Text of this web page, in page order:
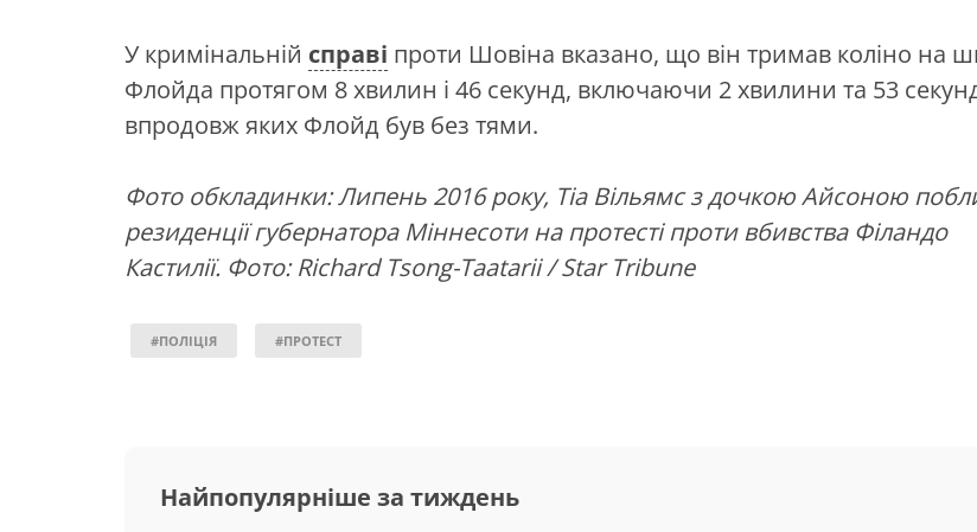
У кримінальній справі проти Шовіна вказано, що він тримав коліно на
Флойда протягом 8 хвилин і 46 секунд, включаючи 2 хвилини та 53
впродовж яких Флойд був без тями.
Фото обкладинки: Липень 2016 року, Тіа Вільямс з дочкою Айсоною
резиденції губернатора Міннесоти на протесті проти вбивства Філандо
Кастилії. Фото: Richard Tsong-Taatarii / Star Tribune
#ПОЛІЦІЯ #ПРОТЕСТ
Найпопулярніше за тиждень